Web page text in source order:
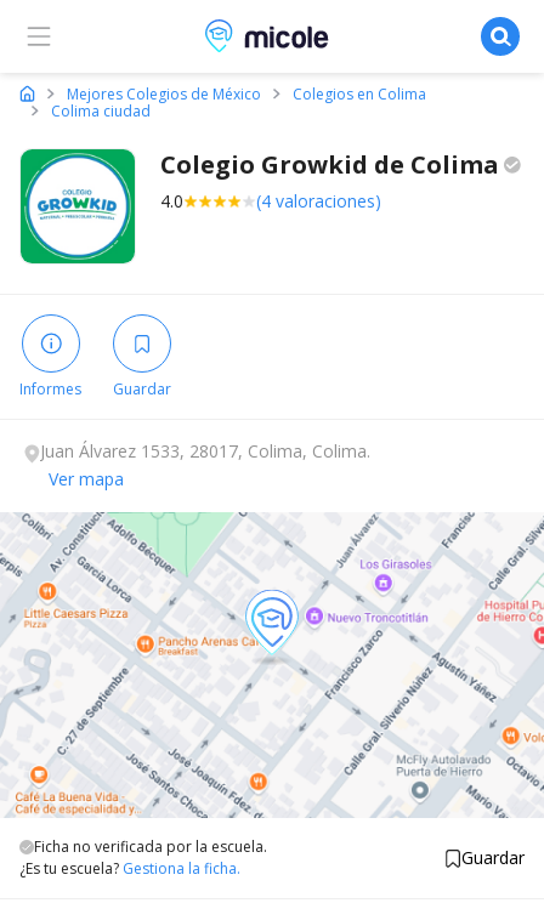
Micole, buscador de colegios
Mejores Colegios de México
Colegios en Colima
Colima ciudad
Colegio Growkid de Colima
4.0 (4 valoraciones)
Informes Guardar
Juan Álvarez 1533, 28017, Colima, Colima.
Ver mapa
Ficha no verificada por la escuela.
¿Es tu escuela? Gestiona la ficha. Guardar